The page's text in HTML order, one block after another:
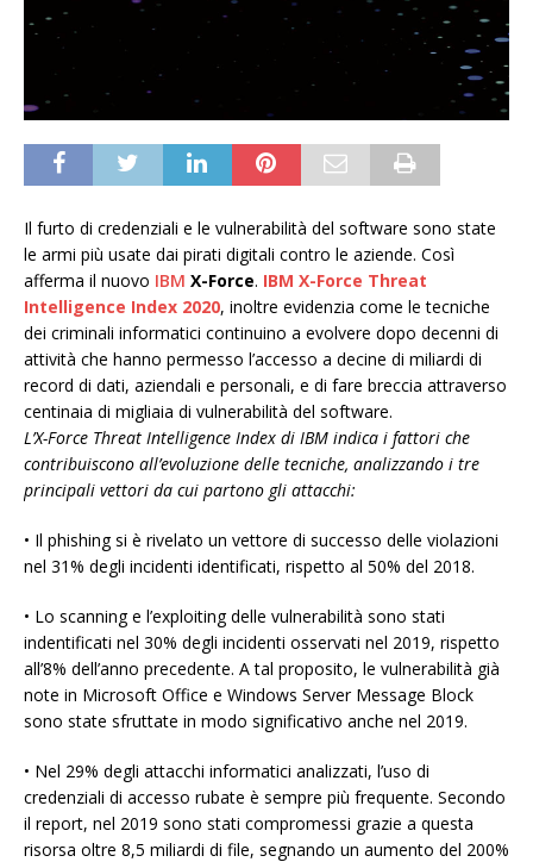
Il furto di credenziali e le vulnerabilità del software sono state
le armi più usate dai pirati digitali contro le aziende. Così
afferma il nuovo IBM X-Force. IBM X-Force Threat
Intelligence Index 2020, inoltre evidenzia come le tecniche
dei criminali informatici continuino a evolvere dopo decenni di
attività che hanno permesso l’accesso a decine di miliardi di
record di dati, aziendali e personali, e di fare breccia attraverso
centinaia di migliaia di vulnerabilità del software.
L’X-Force Threat Intelligence Index di IBM indica i fattori che
contribuiscono all’evoluzione delle tecniche, analizzando i tre
principali vettori da cui partono gli attacchi:
• Il phishing si è rivelato un vettore di successo delle violazioni
nel 31% degli incidenti identificati, rispetto al 50% del 2018.
• Lo scanning e l’exploiting delle vulnerabilità sono stati
indentificati nel 30% degli incidenti osservati nel 2019, rispetto
all’8% dell’anno precedente. A tal proposito, le vulnerabilità già
note in Microsoft Office e Windows Server Message Block
sono state sfruttate in modo significativo anche nel 2019.
• Nel 29% degli attacchi informatici analizzati, l’uso di
credenziali di accesso rubate è sempre più frequente. Secondo
il report, nel 2019 sono stati compromessi grazie a questa
risorsa oltre 8,5 miliardi di file, segnando un aumento del 200%